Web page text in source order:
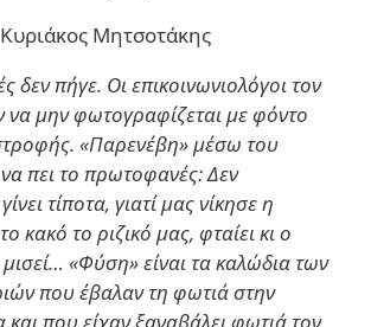
Κυριάκος Μητσοτάκης
δεν πήγε. Οι επικοινωνιολόγοι τον
μην φωτογραφίζεται με φόντο
«Παρενέβη» μέσω του
πει το πρωτοφανές: Δεν
τίποτα, γιατί μας νίκησε η
κακό το ριζικό μας, φταίει κι ο
«Φύση» είναι τα καλώδια των
που έβαλαν τη φωτιά στην